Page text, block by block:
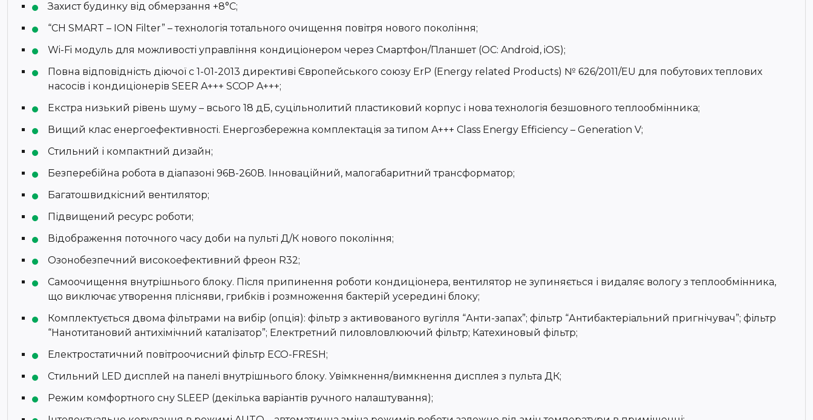
Захист будинку від обмерзання +8°C;
“CH SMART – ION Filter” – технологія тотального очищення повітря нового покоління;
Wi-Fi модуль для можливості управління кондиціонером через Смартфон/Планшет (ОС: Android, iOS);
Повна відповідність діючої c 1-01-2013 директиві Європейського союзу ErP (Energy related Products) № 626/2011/EU для побутових теплових
насосів і кондиціонерів SEER A+++ SCOP A+++;
Екстра низький рівень шуму – всього 18 дБ, суцільнолитий пластиковий корпус і нова технологія безшовного теплообмінника;
Вищий клас енергоефективності. Енергозбережна комплектація за типом A+++ Class Energy Efficiency – Generation V;
Стильний і компактний дизайн;
Безперебійна робота в діапазоні 96В-260В. Інноваційний, малогабаритний трансформатор;
Багатошвидкісний вентилятор;
Підвищений ресурс роботи;
Відображення поточного часу доби на пульті Д/К нового покоління;
Озонобезпечний високоефективний фреон R32;
Самоочищення внутрішнього блоку. Після припинення роботи кондиціонера, вентилятор не зупиняється і видаляє вологу з теплообмінника,
що виключає утворення плісняви, грибків і розмноження бактерій усередині блоку;
Комплектується двома фільтрами на вибір (опція): фільтр з активованого вугілля “Анти-запах”; фільтр “Антибактеріальний пригнічувач”; фільтр
“Нанотитановий антихімічний каталізатор”; Електретний пиловловлюючий фільтр; Катехиновый фільтр;
Електростатичний повітроочисний фільтр ЕСО-FRESH;
Стильний LED дисплей на панелі внутрішнього блоку. Увімкнення/вимкнення дисплея з пульта ДК;
Режим комфортного сну SLЕЕР (декілька варіантів ручного налаштування);